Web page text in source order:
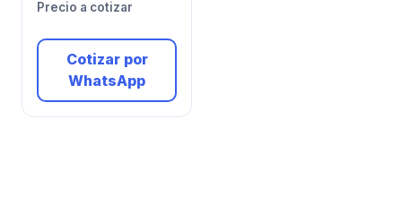
Precio a cotizar
Cotizar por
WhatsApp